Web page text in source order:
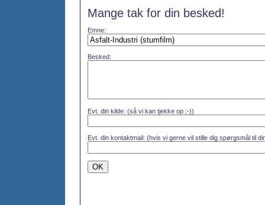
Mange tak for din besked!
Emne:
Besked:
Evt. din kilde: (så vi kan tjekke op ;-))
Evt. din kontaktmail: (hvis vi gerne vil stille dig spørgsmål til